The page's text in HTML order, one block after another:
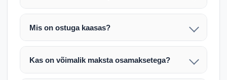
Domeeni ülekandmine toimub registripidajate
tööpäeva. Täpsemad juhised saadetakse teile e-
posti teel pärast tehingu kinnitamist.
Pärast ostu vormistamist väljastame arve.
Maksekinnituse järel edastame teile domeeni
enda valitud registripidaja juurde.
Mis on ostuga kaasas?
Ostuga kaasas on domeeninime omandiõigus.
Veebimajutust ja e-posti teenuseid tuleb tellida
Kas on võimalik maksta osamaksetega?